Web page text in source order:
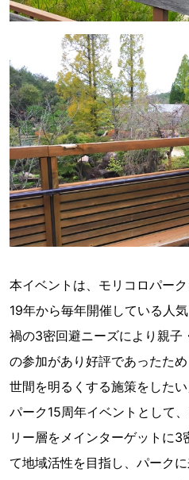
本イベントは、モリコロパー
19年から毎年開催している人
禍の3密回避ニーズにより親
の参加があり好評であったた
世間を明るくする施策をした
パーク15周年イベントとして
リー層をメインターゲットに3
て地域活性を目指し、パーク